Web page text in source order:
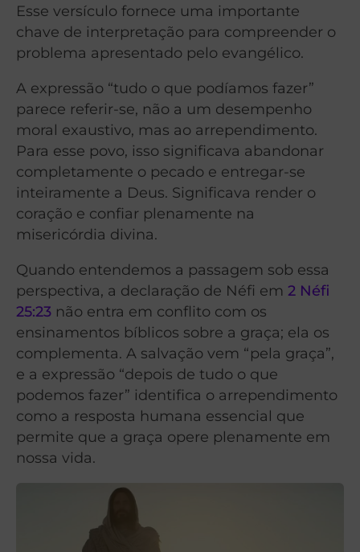
Esse versículo fornece uma importante
chave de interpretação para compreender o
problema apresentado pelo evangélico.
A expressão “tudo o que podíamos fazer”
parece referir-se, não a um desempenho
moral exaustivo, mas ao arrependimento.
Para esse povo, isso significava abandonar
completamente o pecado e entregar-se
inteiramente a Deus. Significava render o
coração e confiar plenamente na
misericórdia divina.
Quando entendemos a passagem sob essa
perspectiva, a declaração de Néfi em 2 Néfi
25:23 não entra em conflito com os
ensinamentos bíblicos sobre a graça; ela os
complementa. A salvação vem “pela graça”,
e a expressão “depois de tudo o que
podemos fazer” identifica o arrependimento
como a resposta humana essencial que
permite que a graça opere plenamente em
nossa vida.